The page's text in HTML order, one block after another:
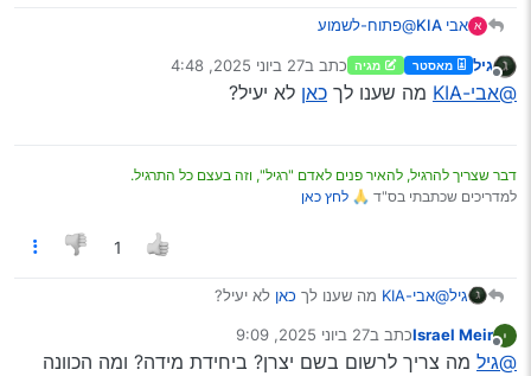
א אבי KIA
@פתוח-לשמוע
אבל אני כנראה לא מספיק יסודי
גיל מאסטר מגיה כתב ב27 ביוני 2025, 4:48
נערך לאחרונה על ידי
@אבי-KIA מה שענו לך כאן לא יעיל?
דבר שצריך להרגיל, להאיר פנים לאדם "רגיל", וזה בעצם כל התרגיל.
למדריכים שכתבתי בס"ד 🙏 לחץ כאן
1
גיל@אבי-KIA מה שענו לך כאן לא יעיל?
מנותק
Israel Meirכתב ב27 ביוני 2025, 9:09
נערך לאחרונה על ידי
@גיל מה צריך לרשום בשם יצרן? ביחידת מידה? ומה הכוונה